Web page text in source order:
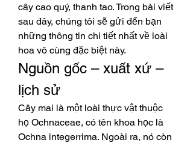
cây cao quý, thanh tao. Trong bài viết
sau đây, chúng tôi sẽ gửi đến bạn
những thông tin chi tiết nhất về loài
hoa vô cùng đặc biệt này.
Nguồn gốc – xuất xứ –
lịch sử
Cây mai là một loài thực vật thuộc
họ Ochnaceae, có tên khoa học là
Ochna integerrima. Ngoài ra, nó còn